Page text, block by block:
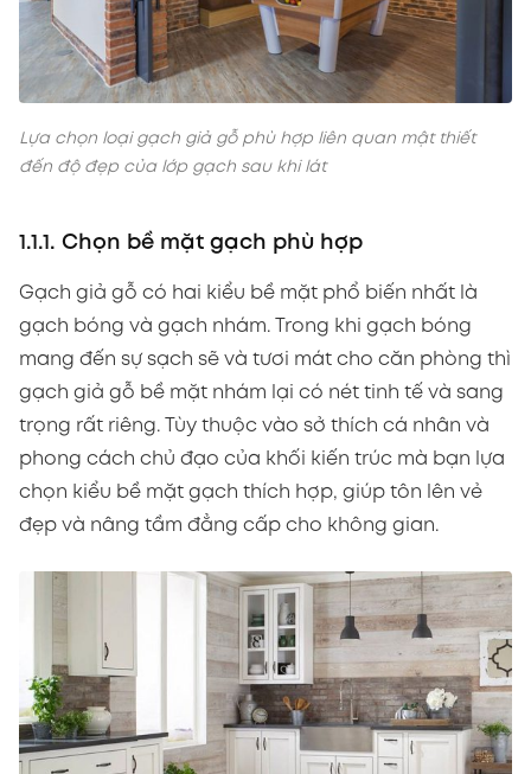
Lựa chọn loại gạch giả gỗ phù hợp liên quan mật thiết
đến độ đẹp của lớp gạch sau khi lát
1.1.1. Chọn bề mặt gạch phù hợp
Gạch giả gỗ có hai kiểu bề mặt phổ biến nhất là
gạch bóng và gạch nhám. Trong khi gạch bóng
mang đến sự sạch sẽ và tươi mát cho căn phòng thì
gạch giả gỗ bề mặt nhám lại có nét tinh tế và sang
trọng rất riêng. Tùy thuộc vào sở thích cá nhân và
phong cách chủ đạo của khối kiến trúc mà bạn lựa
chọn kiểu bề mặt gạch thích hợp, giúp tôn lên vẻ
đẹp và nâng tầm đẳng cấp cho không gian.